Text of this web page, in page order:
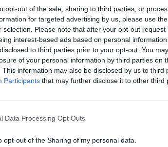
opt-out of the sale, sharing to third parties, or
for targeted advertising by us, please use
selection. Please note that after your opt-out
interest-based ads based on personal
to third parties prior to your opt-out. You
of your personal information by third parties on
This information may also be disclosed by us to third
Participants that may further disclose it to other third
Data Processing Opt Outs
opt-out of the Sharing of my personal data.
στα αποτελέσματα αναζήτησης
on Google ↗